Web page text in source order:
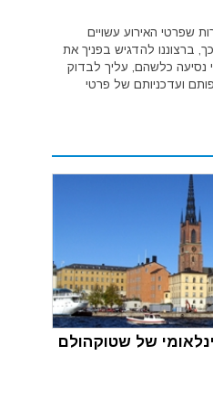
שפרטי האירוע עשויים
ברצוננו להדגיש בפניך את
נסיעה כלשהם, עליך לבדוק
ועדכניותם של פרטי
של שטוקהולם